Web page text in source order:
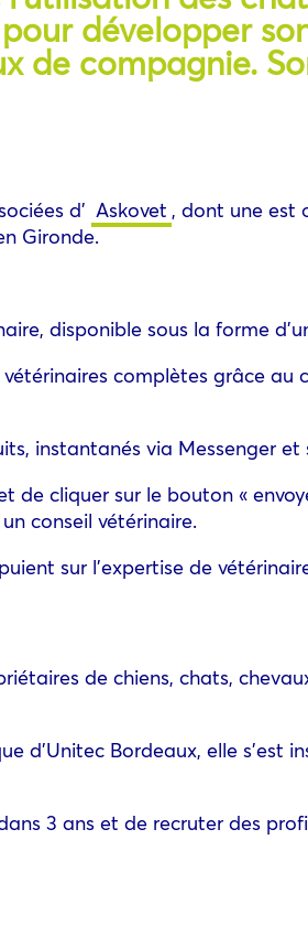
développer
de compagnie.
d’ Askovet , dont une est
Gironde.
disponible sous la forme
complètes grâce
instantanés via Messenger
de cliquer sur le bouton «
conseil vétérinaire.
sur l’expertise de
de chiens, chats,
d’Unitec Bordeaux, elle s’est
3 ans et de recruter des